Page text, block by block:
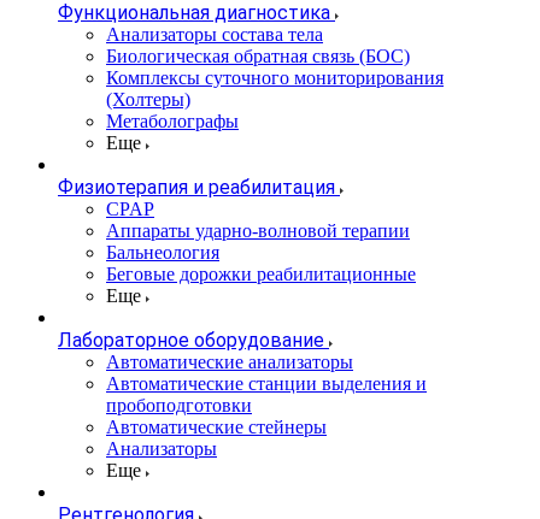
Функциональная диагностика
Анализаторы состава тела
Биологическая обратная связь (БОС)
Комплексы суточного мониторирования
(Холтеры)
Метаболографы
Еще
Физиотерапия и реабилитация
CPAP
Аппараты ударно-волновой терапии
Бальнеология
Беговые дорожки реабилитационные
Еще
Лабораторное оборудование
Автоматические анализаторы
Автоматические станции выделения и
пробоподготовки
Автоматические стейнеры
Анализаторы
Еще